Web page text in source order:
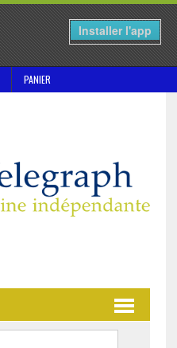
Installer l'app
PANIER